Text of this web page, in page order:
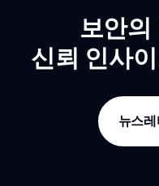
보안
신뢰 인사
뉴스